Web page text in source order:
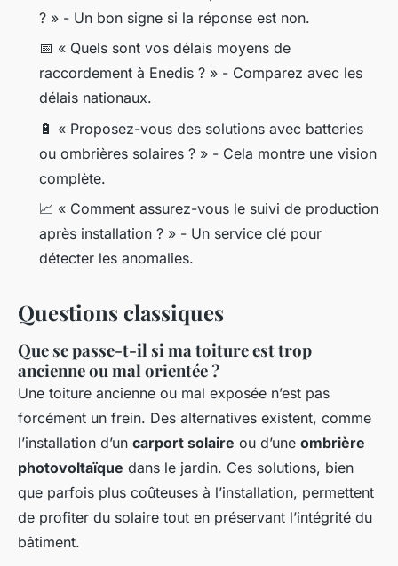
? » - Un bon signe si la réponse est non.
📅 « Quels sont vos délais moyens de
raccordement à Enedis ? » - Comparez avec les
délais nationaux.
🔋 « Proposez-vous des solutions avec batteries
ou ombrières solaires ? » - Cela montre une vision
complète.
📈 « Comment assurez-vous le suivi de production
après installation ? » - Un service clé pour
détecter les anomalies.
Questions classiques
Que se passe-t-il si ma toiture est trop
ancienne ou mal orientée ?
Une toiture ancienne ou mal exposée n’est pas
forcément un frein. Des alternatives existent, comme
l’installation d’un carport solaire ou d’une ombrière
photovoltaïque dans le jardin. Ces solutions, bien
que parfois plus coûteuses à l’installation, permettent
de profiter du solaire tout en préservant l’intégrité du
bâtiment.